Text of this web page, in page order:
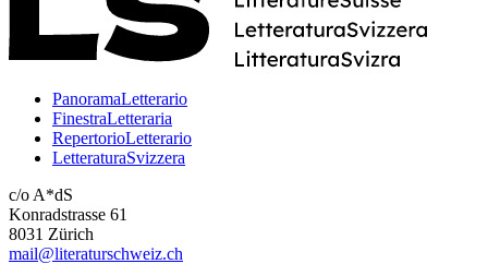
PanoramaLetterario
FinestraLetteraria
RepertorioLetterario
LetteraturaSvizzera
c/o A*dS
Konradstrasse 61
8031 Zürich
mail@literaturschweiz.ch